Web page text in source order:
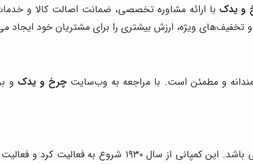
و یدک با ارائه مشاوره تخصصی، ضمانت اصالت کالا و
تخفیف‌های ویژه، ارزش بیشتری را برای مشتریان خود ایجاد
و مطمئن است. با مراجعه به وب‌سایتچرخ و یدک و
کمپانی بزرگ لاستیک سازی بریجستون در واقع کمپانی شماره یک در تولید لاستیک در